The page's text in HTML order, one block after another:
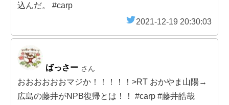
込んだ。 #carp
2021-12-19 20:30:03
ばっさー さん
おおおおおおマジか！！！！！>RT おかやま山陽→
広島の藤井がNPB復帰とは！！ #carp #藤井皓哉